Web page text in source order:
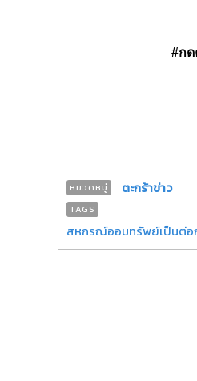
#ก
หมวดหมู่ ตะกร้าข่าว
TAGS
สหกรณ์ออมทรัพย์เป็นต่อ